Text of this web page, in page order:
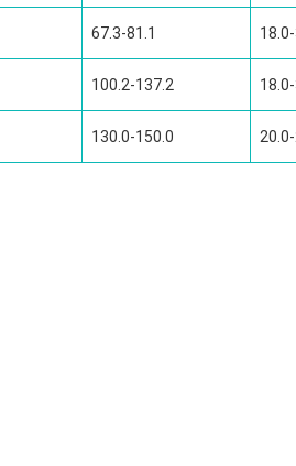
67.3-81.1
100.2-137.2
130.0-150.0